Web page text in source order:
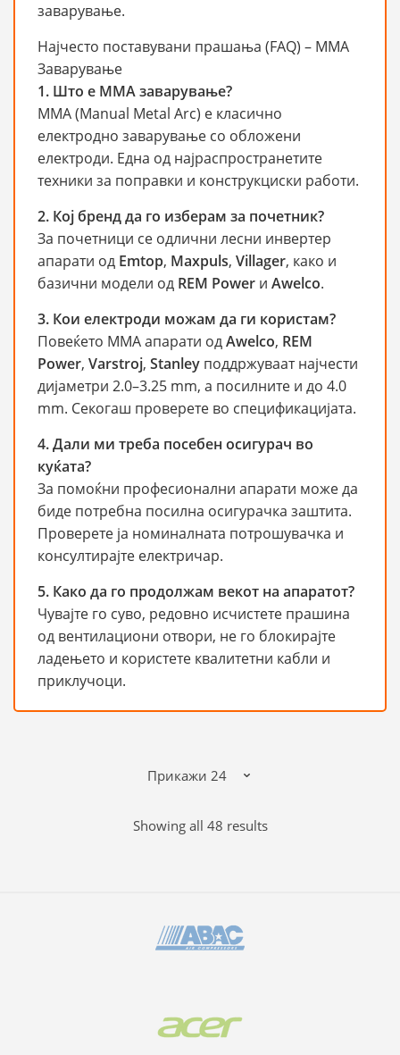
заварување.
Најчесто поставувани прашања (FAQ) – ММА
Заварување
1. Што е ММА заварување?
MMA (Manual Metal Arc) е класично
електродно заварување со обложени
електроди. Една од најраспространетите
техники за поправки и конструкциски работи.
2. Кој бренд да го изберам за почетник?
За почетници се одлични лесни инвертер
апарати од Emtop, Maxpuls, Villager, како и
базични модели од REM Power и Awelco.
3. Кои електроди можам да ги користам?
Повеќето ММА апарати одAwelco, REM
Power, Varstroj, Stanley поддржуваат најчести
дијаметри 2.0–3.25 mm, а посилните и до 4.0
mm. Секогаш проверете во спецификацијата.
4. Дали ми треба посебен осигурач во
куќата?
За помоќни професионални апарати може да
биде потребна посилна осигурачка заштита.
Проверете ја номиналната потрошувачка и
консултирајте електричар.
5. Како да го продолжам векот на апаратот?
Чувајте го суво, редовно исчистете прашина
од вентилациони отвори, не го блокирајте
ладењето и користете квалитетни кабли и
приклучоци.
Showing all 48 resultsSorted